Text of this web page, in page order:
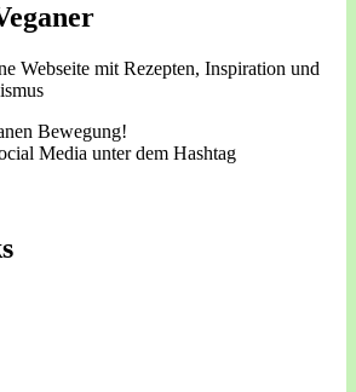
Webseite mit Rezepten, Inspiration und
Bewegung!
Media unter dem Hashtag